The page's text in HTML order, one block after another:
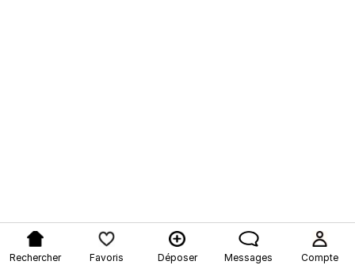
Rechercher Favoris Déposer Messages Compte